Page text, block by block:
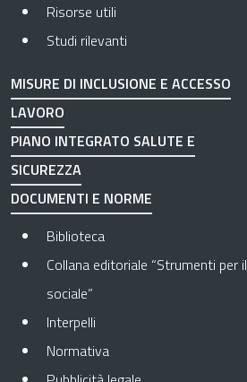
Risorse utili
Studi rilevanti
MISURE DI INCLUSIONE E ACCESSO
LAVORO
PIANO INTEGRATO SALUTE E
SICUREZZA
DOCUMENTI E NORME
Biblioteca
Collana editoriale “Strumenti per il
sociale”
Interpelli
Normativa